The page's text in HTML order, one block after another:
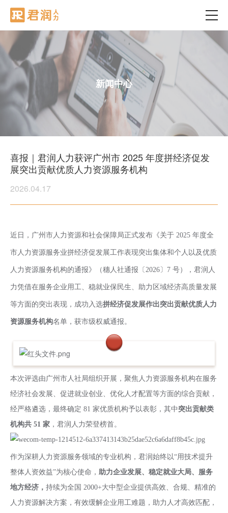
新闻中心
喜报｜君润人力获评广州市 2025 年度拼经济促发
展突出贡献优质人力资源服务机构
2026.04.17
近日，广州市人力资源和社会保障局正式发布《关于 2025 年度全
市人力资源服务业拼经济促发展工作表现突出集体和个人以及优质
人力资源服务机构的通报》（穗人社通报〔2026〕7 号），君润人
力凭借在服务企业用工、稳就业保民生、助力区域经济高质量发展
等方面的突出表现，成功入选拼经济促发展作出突出贡献优质人力
资源服务机构名单，获市级权威通报。
本次评选由广州市人社局组织开展，聚焦人力资源服务机构在服务
经济社会发展、促进就业创业、优化人才配置等方面的综合贡献，
经严格遴选，最终确定 81 家优质机构予以表彰，其中 突出贡献类
机构共 51 家 ，君润人力荣登榜首。
作为深耕人力资源服务领域的专业机构，君润始终以“用技术提升
整体人资效益”为核心使命， 助力企业发展、稳定就业大局、服务
地方经济， 持续为全国 2000+大中型企业提供高效、合规、精准的
人力资源解决方案，有效缓解企业用工难题，助力人才高效匹配，